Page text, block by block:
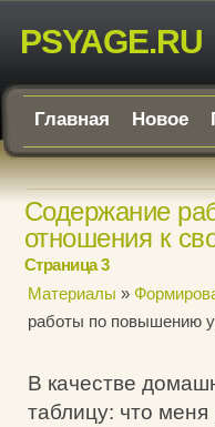
PSYAGE.RU
Главная Новое
Содержание
отношения к
Страница 3
Материалы »
работы по повышению
В качестве
таблицу: что